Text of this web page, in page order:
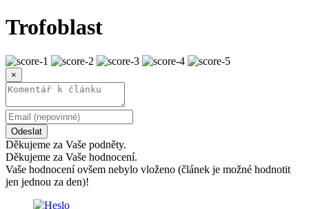
Trofoblast
×
Odeslat
Děkujeme za Vaše podněty.
Děkujeme za Vaše hodnocení.
Vaše hodnocení ovšem nebylo vloženo (článek je možné hodnotit
jen jednou za den)!